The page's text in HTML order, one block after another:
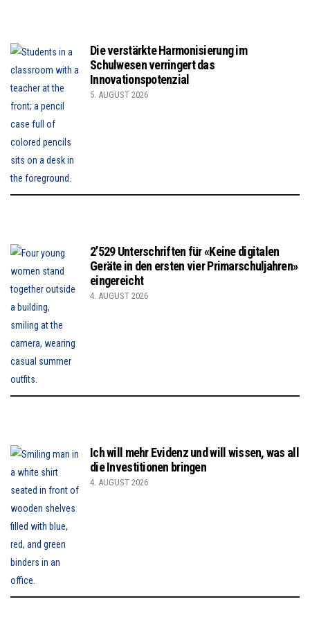
Die verstärkte Harmonisierung im
Schulwesen verringert das
Innovationspotenzial
5. AUGUST 2026
2’529 Unterschriften für «Keine digitalen
Geräte in den ersten vier Primarschuljahren»
eingereicht
4. AUGUST 2026
Ich will mehr Evidenz und will wissen, was all
die Investitionen bringen
4. AUGUST 2026